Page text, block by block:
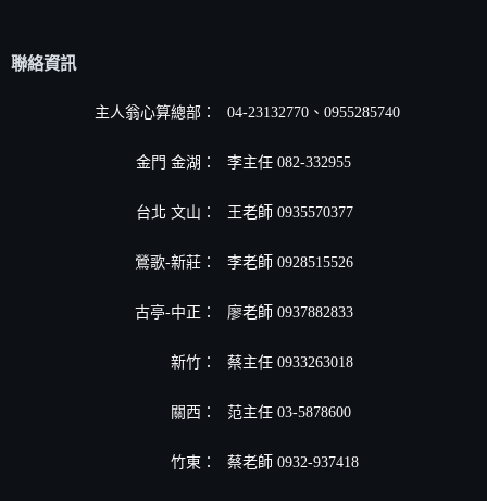
聯絡資訊
主人翁心算總部： 04-23132770、0955285740
金門 金湖： 李主任 082-332955
台北 文山： 王老師 0935570377
鶯歌-新莊： 李老師 0928515526
古亭-中正： 廖老師 0937882833
新竹： 蔡主任 0933263018
關西： 范主任 03-5878600
竹東： 蔡老師 0932-937418